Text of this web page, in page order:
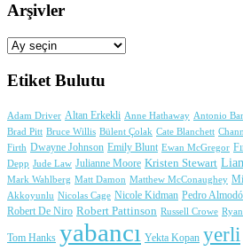
Arşivler
Arşivler
Etiket Bulutu
Adam Driver Altan Erkekli Anne Hathaway Antonio
Brad Pitt Bruce Willis Bülent Çolak Cate Blanchett
Firth Dwayne Johnson Emily Blunt Ewan McGregor
Depp Jude Law Julianne Moore Kristen Stewart
Mark Wahlberg Matt Damon Matthew McConaughey
Akkoyunlu Nicolas Cage Nicole Kidman Pedro
Robert De Niro Robert Pattinson Russell Crowe
Tom Hanks yabancı Yekta Kopan yerli